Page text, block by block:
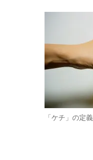
「ケチ」の定